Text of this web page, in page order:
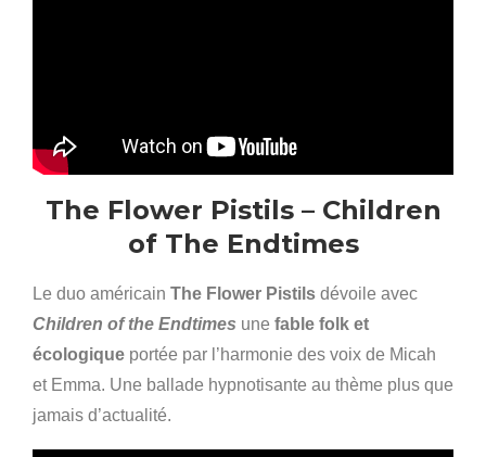
The Flower Pistils – Children
of The Endtimes
Le duo américain The Flower Pistils dévoile avec
Children of the Endtimes une fable folk et
écologique portée par l’harmonie des voix de Micah
et Emma. Une ballade hypnotisante au thème plus que
jamais d’actualité.